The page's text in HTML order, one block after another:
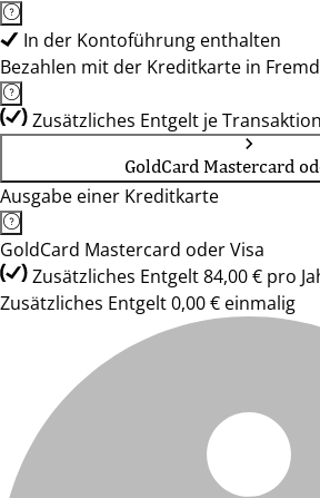
In der Kontoführung enthalten
Bezahlen mit der Kreditkarte in
Zusätzliches Entgelt je
GoldCard Mastercard
Ausgabe einer Kreditkarte
GoldCard Mastercard oder Visa
Zusätzliches Entgelt 84,00 € pro
Zusätzliches Entgelt 0,00 € einmalig